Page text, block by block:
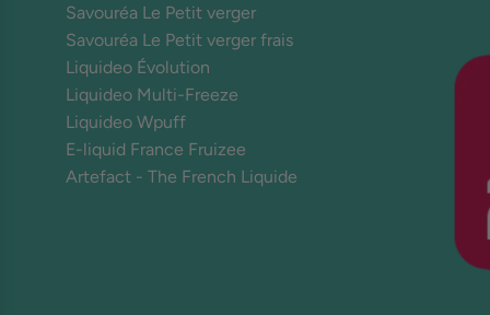
Savouréa Le Petit verger
Savouréa Le Petit verger frais
Liquideo Évolution
Liquideo Multi-Freeze
Liquideo Wpuff
E-liquid France Fruizee
Artefact - The French Liquide